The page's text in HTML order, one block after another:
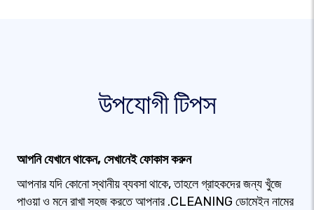
উপযোগী টিপস
আপনি যেখানে থাকেন, সেখানেই ফোকাস করুন
আপনার যদি কোনো স্থানীয় ব্যবসা থাকে, তাহলে গ্রাহকদের জন্য খুঁজে
পাওয়া ও মনে রাখা সহজ করতে আপনার .CLEANING ডোমেইন নামের